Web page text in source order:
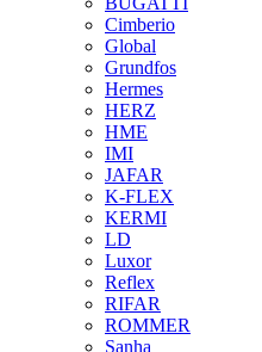
Cimberio
Global
Grundfos
Hermes
HERZ
HME
IMI
JAFAR
K-FLEX
KERMI
LD
Luxor
Reflex
RIFAR
ROMMER
Sanha